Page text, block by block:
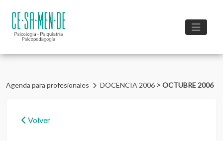
Agenda para profesionales DOCENCIA 2006 > OCTUBRE 2006
Volver